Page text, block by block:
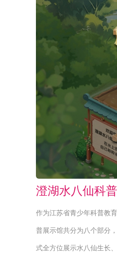
澄湖水八仙科
作为江苏省青少年科普教
普展示馆共分为八个部分
式全方位展示水八仙生长